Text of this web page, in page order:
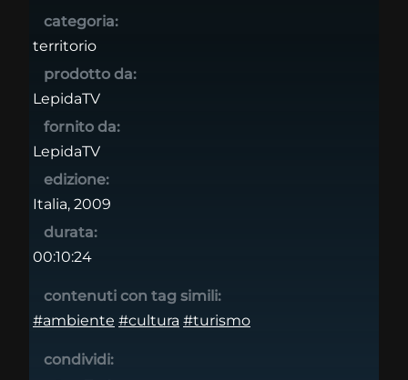
categoria:
territorio
prodotto da:
LepidaTV
fornito da:
LepidaTV
edizione:
Italia, 2009
durata:
00:10:24
contenuti con tag simili:
#ambiente #cultura #turismo
condividi: